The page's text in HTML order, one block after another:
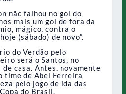
não falhou no gol do
mais um gol de fora da
mágico, contra o
(sábado) de novo”.
do Verdão pelo
será o Santos, no
casa. Antes, novamente
time de Abel Ferreira
pelo jogo de ida das
do Brasil.